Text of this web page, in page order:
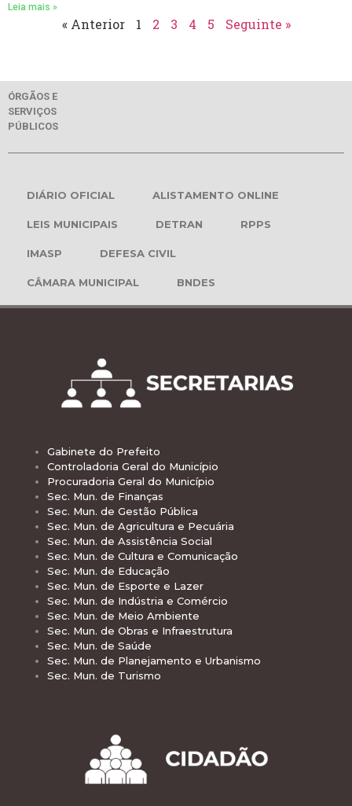
Leia mais »
« Anterior 1 2 3 4 5 Seguinte »
ÓRGÃOS E
SERVIÇOS
PÚBLICOS
DIÁRIO OFICIAL ALISTAMENTO ONLINE
LEIS MUNICIPAIS DETRAN RPPS
IMASP DEFESA CIVIL
CÂMARA MUNICIPAL BNDES
Gabinete do Prefeito
Controladoria Geral do Município
Procuradoria Geral do Município
Sec. Mun. de Finanças
Sec. Mun. de Gestão Pública
Sec. Mun. de Agricultura e Pecuária
Sec. Mun. de Assistência Social
Sec. Mun. de Cultura e Comunicação
Sec. Mun. de Educação
Sec. Mun. de Esporte e Lazer
Sec. Mun. de Indústria e Comércio
Sec. Mun. de Meio Ambiente
Sec. Mun. de Obras e Infraestrutura
Sec. Mun. de Saúde
Sec. Mun. de Planejamento e Urbanismo
Sec. Mun. de Turismo